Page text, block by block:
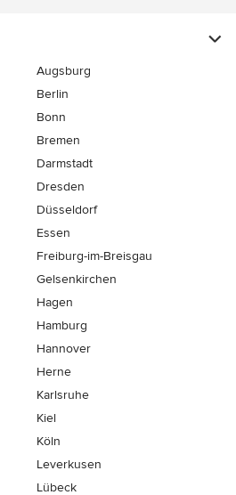
Augsburg
Berlin
Bonn
Bremen
Darmstadt
Dresden
Düsseldorf
Essen
Freiburg-im-Breisgau
Gelsenkirchen
Hagen
Hamburg
Hannover
Herne
Karlsruhe
Kiel
Köln
Leverkusen
Lübeck